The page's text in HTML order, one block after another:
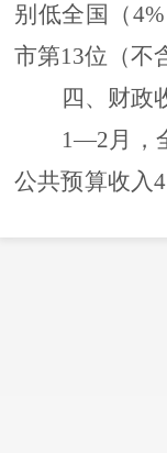
别 低全国（4%
市第13位（不
四、财政
1—2月 ，
公共预算收入